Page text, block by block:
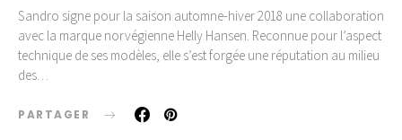
Sandro signe pour la saison automne-hiver 2018 une collaboration
avec la marque norvégienne Helly Hansen. Reconnue pour l’aspect
technique de ses modèles, elle s’est forgée une réputation au milieu
des…
PARTAGER